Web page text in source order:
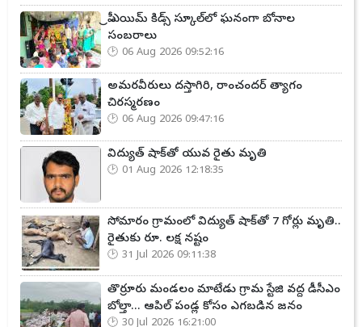
ప్రీ ఎయిమ్ కిడ్స్ స్కూల్‌లో ఘనంగా బోనాల
సంబరాలు
06 Aug 2026 09:52:16
అమరవీరులు దస్తాగిరి, రాంచందర్ త్యాగం
చిరస్మరణం
06 Aug 2026 09:47:16
విద్యుత్ షాక్‌తో యువ రైతు మృతి
01 Aug 2026 12:18:35
సోమారం గ్రామంలో విద్యుత్ షాక్‌తో 7 గోర్లు మృతి..
రైతుకు రూ. లక్ష నష్టం
31 Jul 2026 09:11:38
తొర్రూరు మండలం మాటేడు గ్రామ స్టేజి వద్ద డీసీఎం
బోల్తా... ఆపిల్ పండ్ల కోసం ఎగబడిన జనం
30 Jul 2026 16:21:00